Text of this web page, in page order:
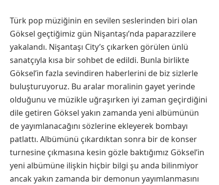
Türk pop müziğinin en sevilen seslerinden biri olan
Göksel geçtiğimiz gün Nişantaşı’nda paparazzilere
yakalandı. Nişantaşı City’s çıkarken görülen ünlü
sanatçıyla kısa bir sohbet de edildi. Bunla birlikte
Göksel’in fazla sevindiren haberlerini de biz sizlerle
buluşturuyoruz. Bu aralar moralinin gayet yerinde
olduğunu ve müzikle uğraşırken iyi zaman geçirdiğini
dile getiren Göksel yakın zamanda yeni albümünün
de yayımlanacağını sözlerine ekleyerek bombayı
patlattı. Albümünü çıkardıktan sonra bir de konser
turnesine çıkmasına kesin gözle baktığımız Göksel’in
yeni albümüne ilişkin hiçbir bilgi şu anda bilinmiyor
ancak yakın zamanda bir demonun yayımlanmasını